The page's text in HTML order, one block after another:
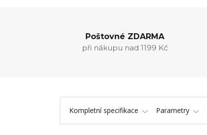
Poštovné ZDARMA
při nákupu nad 1199 Kč
Kompletní specifikace Parametry